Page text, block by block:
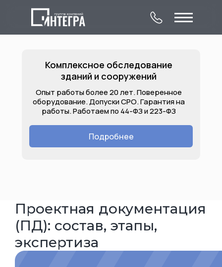
Комплексное
обследование
зданий и сооружений
О компании
Услуги
Объекты
Лицензии
Контакты
Комплексное обследование
зданий и сооружений
Подробнее
Опыт работы более 20 лет. Поверенное
оборудование. Допуски СРО. Гарантия на
работы. Работаем по 44-ФЗ и 223-ФЗ
Проектная документация
(ПД): состав, этапы,
экспертиза